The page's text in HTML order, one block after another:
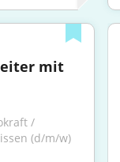
mit
/
(d/m/w)